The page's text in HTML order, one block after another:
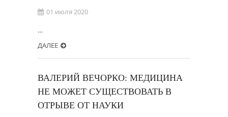
01 июля 2020
…
ДАЛЕЕ
ВАЛЕРИЙ ВЕЧОРКО: МЕДИЦИНА
НЕ МОЖЕТ СУЩЕСТВОВАТЬ В
ОТРЫВЕ ОТ НАУКИ